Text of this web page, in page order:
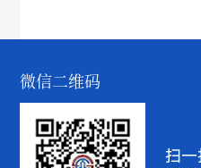
微信二维码
扫一